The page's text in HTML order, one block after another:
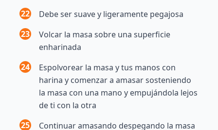
22
Debe ser suave y ligeramente pegajosa
23
Volcar la masa sobre una superficie
enharinada
24
Espolvorear la masa y tus manos con
harina y comenzar a amasar sosteniendo
la masa con una mano y empujándola lejos
de ti con la otra
25
Continuar amasando despegando la masa